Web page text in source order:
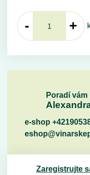
- +
Poradí vám
e-shop
Zaregistrujte